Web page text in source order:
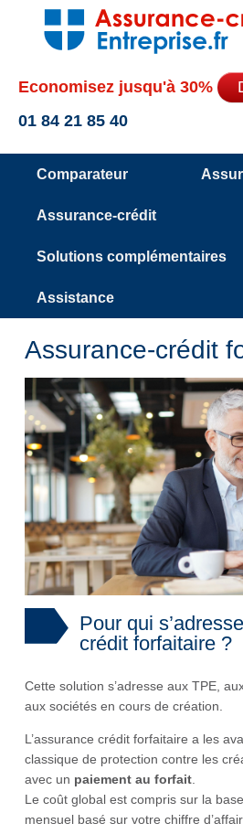
Economisez jusqu'à 30%
01 84 21 85 40
Comparateur
Assurance-crédit
Solutions complémentaires
Assistance
Assurance-crédit
Pour qui
crédit forfaitaire ?
Cette solution s’adresse aux TPE,
aux sociétés en cours de création.
L’assurance crédit forfaitaire a les
classique de protection contre les
avec un paiement au forfait.
Le coût global est compris sur la
mensuel basé sur votre chiffre